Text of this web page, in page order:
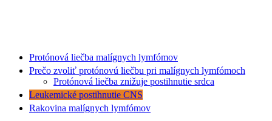
Protónová liečba malígnych lymfómov
Prečo zvoliť protónovú liečbu pri malígnych lymfómoch
Protónová liečba znižuje postihnutie srdca
Leukemické postihnutie CNS
Rakovina malígnych lymfómov